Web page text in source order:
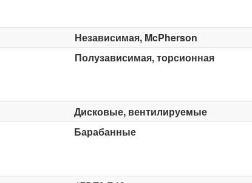
Независимая, McPherson
Полузависимая, торсионная
Дисковые, вентилируемые
Барабанные